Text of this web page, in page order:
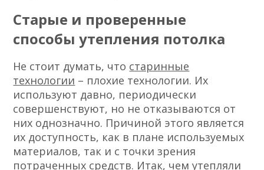
Старые и проверенные
способы утепления потолка
Не стоит думать, что старинные
технологии – плохие технологии. Их
используют давно, периодически
совершенствуют, но не отказываются от
них однозначно. Причиной этого является
их доступность, как в плане используемых
материалов, так и с точки зрения
потраченных средств. Итак, чем утепляли